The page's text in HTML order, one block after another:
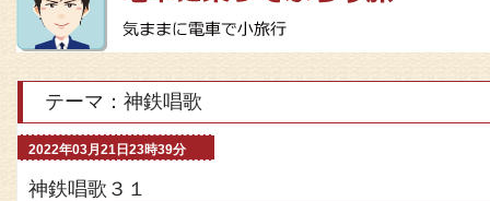
テーマ：神鉄唱歌
2022年03月21日23時39分
神鉄唱歌３１